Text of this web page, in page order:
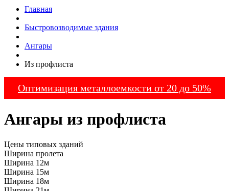
Главная
Быстровозводимые здания
Ангары
Из профлиста
Оптимизация металлоемкости от 20 до 50%
Ангары из профлиста
Цены типовых зданий
Ширина пролета
Ширина 12м
Ширина 15м
Ширина 18м